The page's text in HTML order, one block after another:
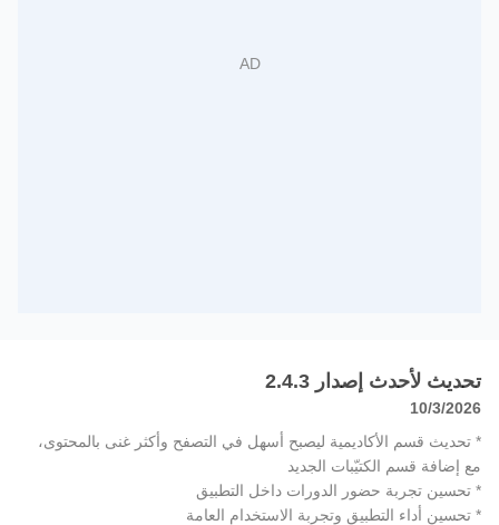
تحديث لأحدث إصدار 2.4.3
10/3/2026
* تحديث قسم الأكاديمية ليصبح أسهل في التصفح وأكثر غنى بالمحتوى،
مع إضافة قسم الكتيّبات الجديد
* تحسين تجربة حضور الدورات داخل التطبيق
* تحسين أداء التطبيق وتجربة الاستخدام العامة